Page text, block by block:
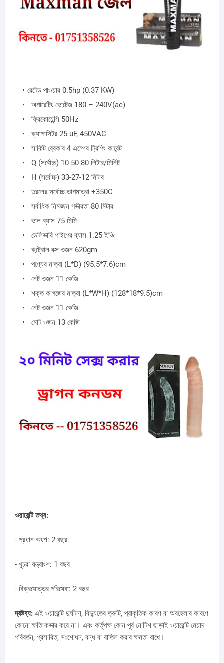
রেটেড পাওয়ার 0.5hp (0.37 KW)
অপারেটিং ভোল্টেজ 180 – 240V(ac)
ফ্রিকোয়েন্সি 50Hz
ক্যাপাসিটর 25 uF, 450VAC
সার্কিট ব্রেকার 4 এম্পের ট্রিপিং কারেন্ট
Q (সর্বোচ্চ) 10-50-80 লিটার/মিনিট
H (সর্বোচ্চ) 33-27-12 মিটার
তরলের সর্বোচ্চ তাপমাত্রা +350C
সর্বাধিক নিমজ্জন গভীরতা 80 মিটার
ভাল ব্যাস 75 মিমি
ডেলিভারি পাইপের ব্যাস 1.25 ইঞ্চি
কন্ট্রোল বক্স ওজন 620gm
পণ্যের মাত্রা (L*D) (95.5*7.6)cm​
নেট ওজন 11 কেজি
শক্ত কাগজের মাত্রা (L*W*H) (128*18*9.5)cm​
নেট ওজন 11 কেজি
মোট ওজন 13 কেজি
ওয়ারেন্টি তথ্য:
- প্রধান অংশ: 2 বছর
- খুচরা যন্ত্রাংশ: 1 বছর
- বিক্রয়োত্তর পরিষেবা: 2 বছর
দ্রষ্টব্য: এই ওয়ারেন্টি দুর্ঘটনা, বিদ্যুতের ত্রুটি, প্রাকৃতিক কারণ বা অবহেলার কারণে
কোনো ক্ষতি কভার করে না। এবং কর্তৃপক্ষ কোন পূর্ব নোটিশ ছাড়াই ওয়ারেন্টি মেয়াদ
পরিবর্তন, প্রসারিত, সংশোধন, বন্ধ বা বাতিল করার ক্ষমতা রাখে।